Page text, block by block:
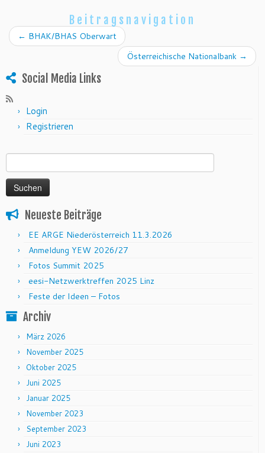
Beitragsnavigation
← BHAK/BHAS Oberwart
Österreichische Nationalbank →
Social Media Links
Login
Registrieren
Neueste Beiträge
EE ARGE Niederösterreich 11.3.2026
Anmeldung YEW 2026/27
Fotos Summit 2025
eesi-Netzwerktreffen 2025 Linz
Feste der Ideen – Fotos
Archiv
März 2026
November 2025
Oktober 2025
Juni 2025
Januar 2025
November 2023
September 2023
Juni 2023